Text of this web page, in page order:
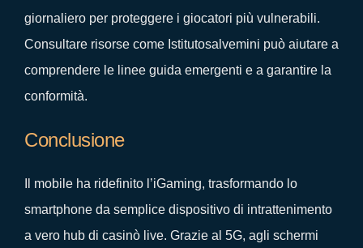
giornaliero per proteggere i giocatori più vulnerabili.
Consultare risorse come Istitutosalvemini può aiutare a
comprendere le linee guida emergenti e a garantire la
conformità.
Conclusione
Il mobile ha ridefinito l’iGaming, trasformando lo
smartphone da semplice dispositivo di intrattenimento
a vero hub di casinò live. Grazie al 5G, agli schermi